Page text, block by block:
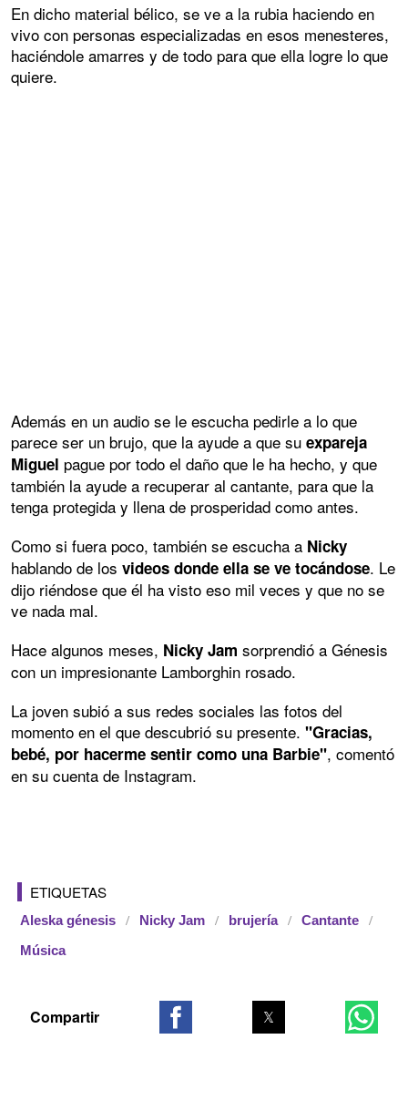
En dicho material bélico, se ve a la rubia haciendo en
vivo con personas especializadas en esos menesteres,
haciéndole amarres y de todo para que ella logre lo que
quiere.
Además en un audio se le escucha pedirle a lo que
parece ser un brujo, que la ayude a que su expareja
Miguel pague por todo el daño que le ha hecho, y que
también la ayude a recuperar al cantante, para que la
tenga protegida y llena de prosperidad como antes.
Como si fuera poco, también se escucha a Nicky
hablando de los videos donde ella se ve tocándose. Le
dijo riéndose que él ha visto eso mil veces y que no se
ve nada mal.
Hace algunos meses, Nicky Jam sorprendió a Génesis
con un impresionante Lamborghin rosado.
La joven subió a sus redes sociales las fotos del
momento en el que descubrió su presente. "Gracias,
bebé, por hacerme sentir como una Barbie", comentó
en su cuenta de Instagram.
ETIQUETAS
Aleska génesis Nicky Jam brujería Cantante
Música